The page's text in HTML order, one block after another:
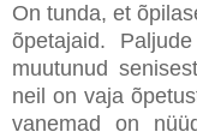
On tunda, et
õpetajaid.
muutunud
neil on vaja
vanemad on